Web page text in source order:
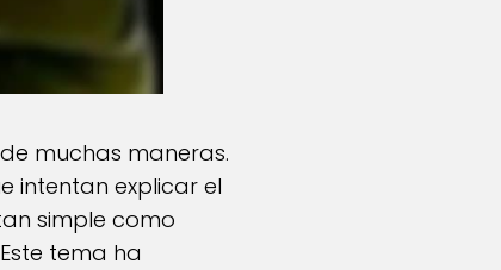
muchas maneras.
intentan explicar el
simple como
tema ha